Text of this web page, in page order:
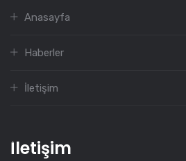
Anasayfa
Haberler
İletişim
İletişim